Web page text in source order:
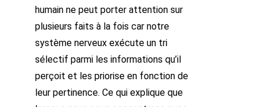
humain ne peut porter attention sur
plusieurs faits à la fois car notre
système nerveux exécute un tri
sélectif parmi les informations qu’il
perçoit et les priorise en fonction de
leur pertinence. Ce qui explique que